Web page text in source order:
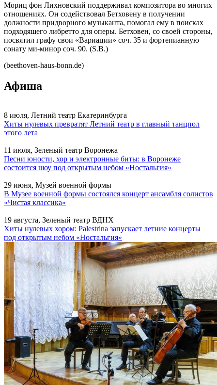
Мориц фон Лихновский поддерживал композитора во многих
отношениях. Он содействовал Бетховену в получении
должности придворного музыканта, помогал ему в поисках
подходящего либретто для оперы. Бетховен, со своей стороны,
посвятил графу свои «Вариации» соч. 35 и фортепианную
сонату ми-минор соч. 90. (S.B.)
(beethoven-haus-bonn.de)
Афиша
8 июля, Летний театр Екатеринбурга
Хиты нулевых превратят Летний театр в главный танцпол
этого лета
11 июля, Зеленый театр Воронежа
Песни юности, хор и электронные биты: в Воронеже
состоится шоу под открытым небом «Ностальгия»
29 июня, Музей военной формы
В Музее военной формы состоялся концерт ансамбля солистов
«Чистая классика»
19 августа, Зеленый театр ВДНХ
Хиты нулевых хором: Palestrina запускает летние концерты
под открытым небом «Ностальгия»